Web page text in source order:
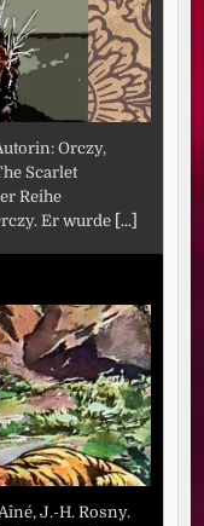
Orczy,
Scarlet
Reihe
Er wurde [...]
J.-H. Rosny.